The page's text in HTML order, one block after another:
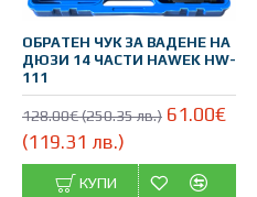
ОБРАТЕН ЧУК ЗА ВАДЕНЕ НА
ДЮЗИ 14 ЧАСТИ HAWEK HW-
111
128.00€ (250.35 лв.) 61.00€
(119.31 лв.)
КУПИ